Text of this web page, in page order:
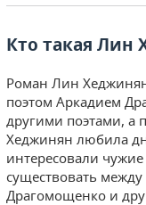
Кто такая Лин
Роман Лин
поэтом Аркадием
другими поэтами, а
Хеджинян любила
интересовали
существовать
Драгомощенко и